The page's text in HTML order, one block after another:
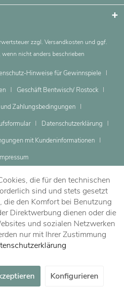
zzgl. Versandkosten und ggf.
nicht anders beschrieben
Hinweise für Gewinnspiele
Geschäft Bentwisch/ Rostock
Zahlungsbedingungen
Datenschutzerklärung
mit Kundeninformationen
die für den technischen
sind und stets gesetzt
die den Komfort bei Benutzung
Direktwerbung dienen oder die
und sozialen Netzwerken
nur mit Ihrer Zustimmung
Konfigurieren